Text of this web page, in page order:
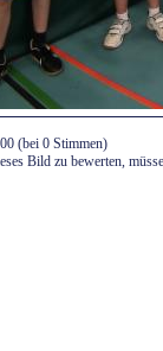
(bei 0 Stimmen)
Bild zu bewerten,